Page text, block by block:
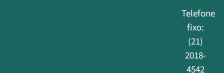
Telefone
fixo:
(21)
2018-
4542